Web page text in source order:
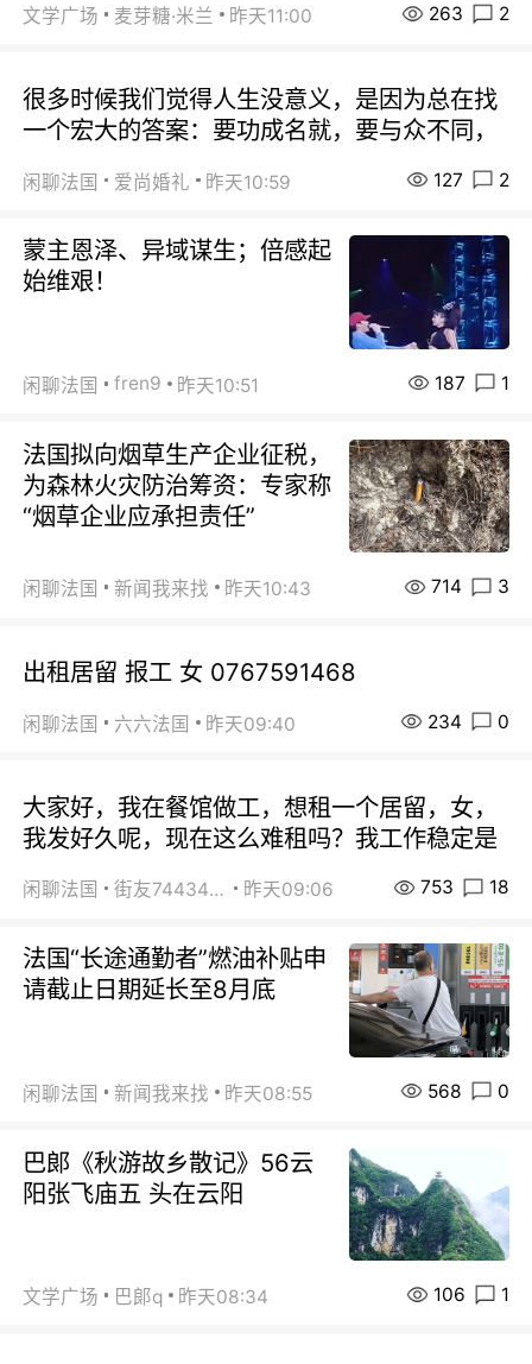
文学广场 麦芽糖·米兰 昨天11:00 263 2
很多时候我们觉得人生没意义，是因为总在找
一个宏大的答案：要功成名就，要与众不同，
闲聊法国 爱尚婚礼 昨天10:59 127 2
蒙主恩泽、异域谋生；倍感起
始维艰！
闲聊法国 fren9 昨天10:51 187 1
法国拟向烟草生产企业征税，
为森林火灾防治筹资：专家称
“烟草企业应承担责任”
闲聊法国 新闻我来找 昨天10:43 714 3
出租居留 报工 女 0767591468
闲聊法国 六六法国 昨天09:40 234 0
大家好，我在餐馆做工，想租一个居留，女，
我发好久呢，现在这么难租吗？我工作稳定是
闲聊法国 街友74434350 昨天09:06 753 18
法国“长途通勤者”燃油补贴申
请截止日期延长至8月底
闲聊法国 新闻我来找 昨天08:55 568 0
巴郞《秋游故乡散记》56云
阳张飞庙五 头在云阳
文学广场 巴郞q 昨天08:34 106 1